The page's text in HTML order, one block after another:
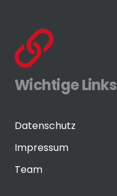
Wichtige Links
Datenschutz
Impressum
Team